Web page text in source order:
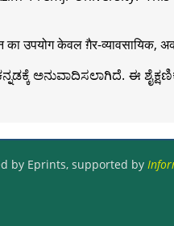
उपयोग केवल ग़ैर-व्यावसायिक,
ಅನುವಾದಿಸಲಾಗಿದೆ. ಈ ಶೈಕ್ಷಣಿಕ
by Eprints, supported by